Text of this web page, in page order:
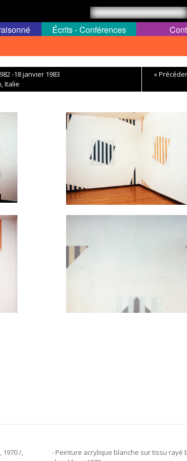
Écrits - Conférences
-18 janvier 1983
Italie
«
1970 /,
- Peinture acrylique blanche sur tissu rayé